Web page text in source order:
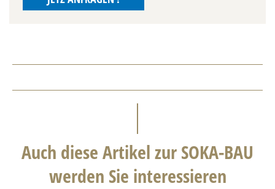
Auch diese Artikel zur SOKA-BAU
werden Sie interessieren